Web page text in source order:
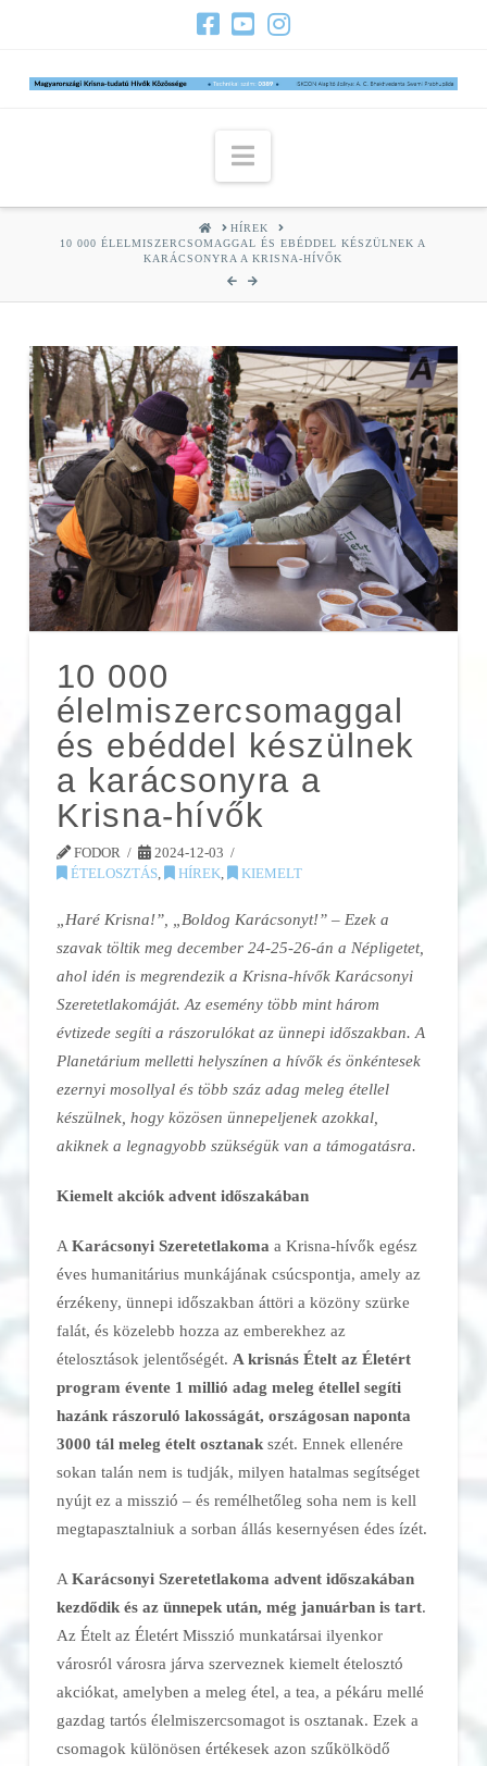
Navigation
HOMEHÍREK
10 000 ÉLELMISZERCSOMAGGAL ÉS EBÉDDEL KÉSZÜLNEK A
KARÁCSONYRA A KRISNA-HÍVŐK
10 000
élelmiszercsomaggal
és ebéddel készülnek
a karácsonyra a
Krisna-hívők
FODOR
2024-12-03
ÉTELOSZTÁS, HÍREK, KIEMELT
„Haré Krisna!”, „Boldog Karácsonyt!” – Ezek a
szavak töltik meg december 24-25-26-án a Népligetet,
ahol idén is megrendezik a Krisna-hívők Karácsonyi
Szeretetlakomáját. Az esemény több mint három
évtizede segíti a rászorulókat az ünnepi időszakban. A
Planetárium melletti helyszínen a hívők és önkéntesek
ezernyi mosollyal és több száz adag meleg étellel
készülnek, hogy közösen ünnepeljenek azokkal,
akiknek a legnagyobb szükségük van a támogatásra.
Kiemelt akciók advent időszakában
A Karácsonyi Szeretetlakoma a Krisna-hívők egész
éves humanitárius munkájának csúcspontja, amely az
érzékeny, ünnepi időszakban áttöri a közöny szürke
falát, és közelebb hozza az emberekhez az
ételosztások jelentőségét. A krisnás Ételt az Életért
program évente 1 millió adag meleg étellel segíti
hazánk rászoruló lakosságát, országosan naponta
3000 tál meleg ételt osztanakszét. Ennek ellenére
sokan talán nem is tudják, milyen hatalmas segítséget
nyújt ez a misszió – és remélhetőleg soha nem is kell
megtapasztalniuk a sorban állás kesernyésen édes ízét.
A Karácsonyi Szeretetlakoma advent időszakában
kezdődik és az ünnepek után, még januárban is tart.
Az Ételt az Életért Misszió munkatársai ilyenkor
városról városra járva szerveznek kiemelt ételosztó
akciókat, amelyben a meleg étel, a tea, a pékáru mellé
gazdag tartós élelmiszercsomagot is osztanak. Ezek a
csomagok különösen értékesek azon szűkölködő